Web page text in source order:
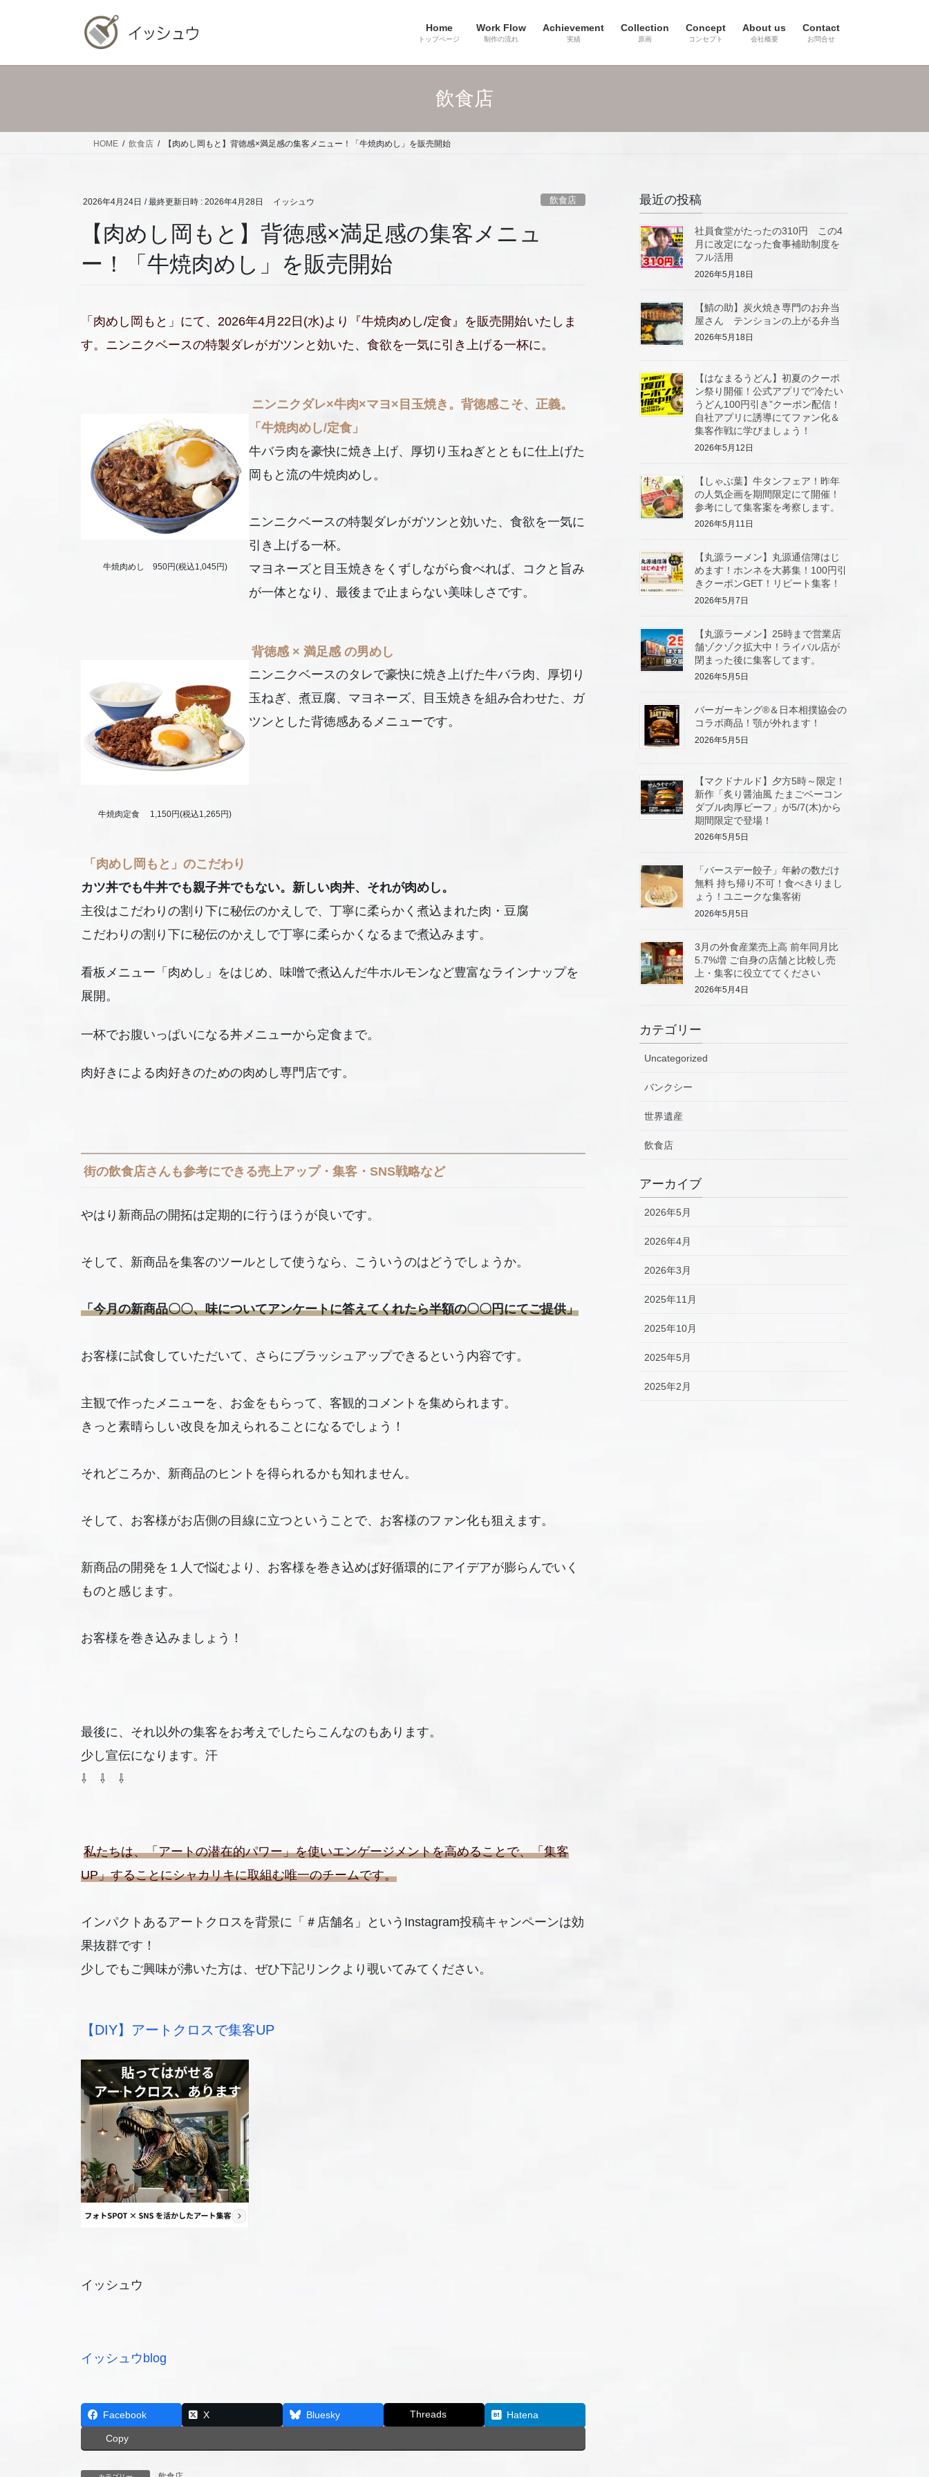
Home
トップページ
Work Flow
制作の流れ
Achievement
実績
Collection
原画
Concept
コンセプト
About us
会社概要
Contact
お問合せ
飲食店
HOME 飲食店 【肉めし岡もと】背徳感×満足感の集客メニュー！「牛焼肉めし」を販売開始
2026年4月24日 / 最終更新日時 : 2026年4月28日 イッシュウ 飲食店
【肉めし岡もと】背徳感×満足感の集客メニュ
ー！「牛焼肉めし」を販売開始
「肉めし岡もと」にて、2026年4月22日(水)より『牛焼肉めし/定食』を販売開始いたしま
す。ニンニクベースの特製ダレがガツンと効いた、食欲を一気に引き上げる一杯に。
牛焼肉めし 950円(税込1,045円)
ニンニクダレ×牛肉×マヨ×目玉焼き。背徳感こそ、正義。
「牛焼肉めし/定食」
牛バラ肉を豪快に焼き上げ、厚切り玉ねぎとともに仕上げた
岡もと流の牛焼肉めし。
ニンニクベースの特製ダレがガツンと効いた、食欲を一気に
引き上げる一杯。
マヨネーズと目玉焼きをくずしながら食べれば、コクと旨み
が一体となり、最後まで止まらない美味しさです。
牛焼肉定食 1,150円(税込1,265円)
背徳感 × 満足感 の男めし
ニンニクベースのタレで豪快に焼き上げた牛バラ肉、厚切り
玉ねぎ、煮豆腐、マヨネーズ、目玉焼きを組み合わせた、ガ
ツンとした背徳感あるメニューです。
「肉めし岡もと」のこだわり
カツ丼でも牛丼でも親子丼でもない。新しい肉丼、それが肉めし。
主役はこだわりの割り下に秘伝のかえしで、丁寧に柔らかく煮込まれた肉・豆腐
こだわりの割り下に秘伝のかえしで丁寧に柔らかくなるまで煮込みます。
看板メニュー「肉めし」をはじめ、味噌で煮込んだ牛ホルモンなど豊富なラインナップを
展開。
一杯でお腹いっぱいになる丼メニューから定食まで。
肉好きによる肉好きのための肉めし専門店です。
街の飲食店さんも参考にできる売上アップ・集客・SNS戦略など
やはり新商品の開拓は定期的に行うほうが良いです。
そして、新商品を集客のツールとして使うなら、こういうのはどうでしょうか。
「今月の新商品〇〇、味についてアンケートに答えてくれたら半額の〇〇円にてご提供」
お客様に試食していただいて、さらにブラッシュアップできるという内容です。
主観で作ったメニューを、お金をもらって、客観的コメントを集められます。
きっと素晴らしい改良を加えられることになるでしょう！
それどころか、新商品のヒントを得られるかも知れません。
そして、お客様がお店側の目線に立つということで、お客様のファン化も狙えます。
新商品の開発を１人で悩むより、お客様を巻き込めば好循環的にアイデアが膨らんでいく
ものと感じます。
お客様を巻き込みましょう！
最後に、それ以外の集客をお考えでしたらこんなのもあります。
少し宣伝になります。汗
⇩ ⇩ ⇩
私たちは、「アートの潜在的パワー」を使いエンゲージメントを高めることで、「集客
UP」することにシャカリキに取組む唯一のチームです。
インパクトあるアートクロスを背景に「＃店舗名」というInstagram投稿キャンペーンは効
果抜群です！
少しでもご興味が沸いた方は、ぜひ下記リンクより覗いてみてください。
【DIY】アートクロスで集客UP
イッシュウ
イッシュウblog
Facebook X Bluesky Threads Hatena
Copy
最近の投稿
社員食堂がたったの310円 この4
月に改定になった食事補助制度を
フル活用
2026年5月18日
【鯖の助】炭火焼き専門のお弁当
屋さん テンションの上がる弁当
2026年5月18日
【はなまるうどん】初夏のクーポ
ン祭り開催！公式アプリで“冷たい
うどん100円引き”クーポン配信！
自社アプリに誘導にてファン化＆
集客作戦に学びましょう！
2026年5月12日
【しゃぶ葉】牛タンフェア！昨年
の人気企画を期間限定にて開催！
参考にして集客案を考察します。
2026年5月11日
【丸源ラーメン】丸源通信簿はじ
めます！ホンネを大募集！100円引
きクーポンGET！リピート集客！
2026年5月7日
【丸源ラーメン】25時まで営業店
舗ゾクゾク拡大中！ライバル店が
閉まった後に集客してます。
2026年5月5日
バーガーキング®＆日本相撲協会の
コラボ商品！顎が外れます！
2026年5月5日
【マクドナルド】夕方5時～限定！
新作「炙り醤油風 たまごベーコン
ダブル肉厚ビーフ」が5/7(木)から
期間限定で登場！
2026年5月5日
「バースデー餃子」年齢の数だけ
無料 持ち帰り不可！食べきりまし
ょう！ユニークな集客術
2026年5月5日
3月の外食産業売上高 前年同月比
5.7%増 ご自身の店舗と比較し売
上・集客に役立ててください
2026年5月4日
カテゴリー
Uncategorized
バンクシー
世界遺産
飲食店
アーカイブ
2026年5月
2026年4月
2026年3月
2025年11月
2025年10月
2025年5月
2025年2月